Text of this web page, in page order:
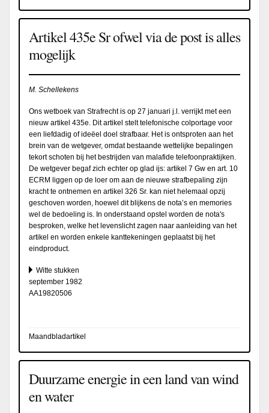
Artikel 435e Sr ofwel via de post is alles
mogelijk
M. Schellekens
Ons wetboek van Strafrecht is op 27 januari j.l. verrijkt met een
nieuw artikel 435e. Dit artikel stelt telefonische colportage voor
een liefdadig of ideëel doel strafbaar. Het is ontsproten aan het
brein van de wetgever, omdat bestaande wettelijke bepalingen
tekort schoten bij het bestrijden van malafide telefoonpraktijken.
De wetgever begaf zich echter op glad ijs: artikel 7 Gw en art. 10
ECRM liggen op de loer om aan de nieuwe strafbepaling zijn
kracht te ontnemen en artikel 326 Sr. kan niet helemaal opzij
geschoven worden, hoewel dit blijkens de nota’s en memories
wel de bedoeling is. In onderstaand opstel worden de nota's
besproken, welke het levenslicht zagen naar aanleiding van het
artikel en worden enkele kanttekeningen geplaatst bij het
eindproduct.
Witte stukken
september 1982
AA19820506
Maandbladartikel
Duurzame energie in een land van wind
en water